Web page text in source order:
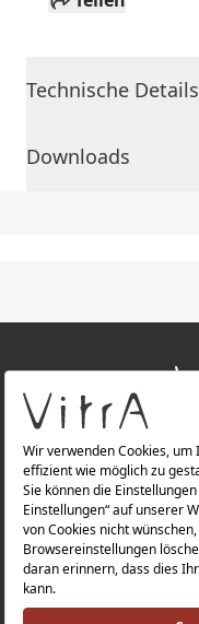
Technische Details
Downloads
ÜBER UNS
PRODUKTE